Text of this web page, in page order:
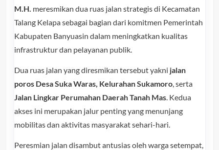
M.H. meresmikan dua ruas jalan strategis di Kecamatan
Talang Kelapa sebagai bagian dari komitmen Pemerintah
Kabupaten Banyuasin dalam meningkatkan kualitas
infrastruktur dan pelayanan publik.
Dua ruas jalan yang diresmikan tersebut yakni jalan
poros Desa Suka Waras, Kelurahan Sukamoro, serta
Jalan Lingkar Perumahan Daerah Tanah Mas. Kedua
akses ini merupakan jalur penting yang menunjang
mobilitas dan aktivitas masyarakat sehari-hari.
Peresmian jalan disambut antusias oleh warga setempat,